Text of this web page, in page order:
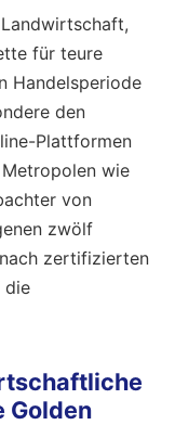
für teure
Handelsperiode
den
Plattformen
wie
von
zwölf
zertifizierten
die
Golden